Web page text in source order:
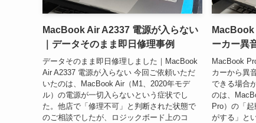
MacBook Air A2337 電源が入らない
｜データそのまま即日修理事例
データそのまま即日修理しました｜MacBook
Air A2337 電源が入らない 今回ご依頼いただ
いたのは、MacBook Air（M1、2020年モデ
ル）の電源が一切入らないという症状でし
た。他店で「修理不可」と判断された状態で
のご相談でしたが、ロジックボード上のコ
MacBook
ーカー異
MacBook
カーから異
できる場合
のは、
Pro）の「
がする」と